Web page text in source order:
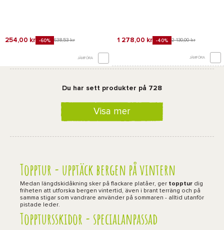
254,00 kr -60% 638,53 kr
JÄMFÖRA
1 278,00 kr -40% 2 130,00 kr
JÄMFÖRA
Du har sett produkter på 728
Visa mer
Topptur - upptäck bergen på vintern
Medan längdskidåkning sker på flackare platåer, ger topptur dig
friheten att utforska bergen vintertid, även i brant terräng och på
samma stigar som vandrare använder på sommaren - alltid utanför
pistade leder.
Topptursskidor - specialanpassad